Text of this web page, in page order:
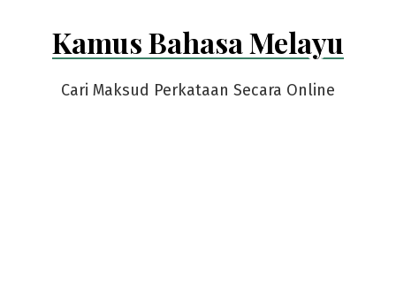
Kamus Bahasa Melayu
Cari Maksud Perkataan Secara Online